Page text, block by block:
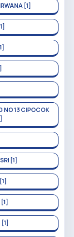
[1]
NO 13 CIPOCOK
[1]